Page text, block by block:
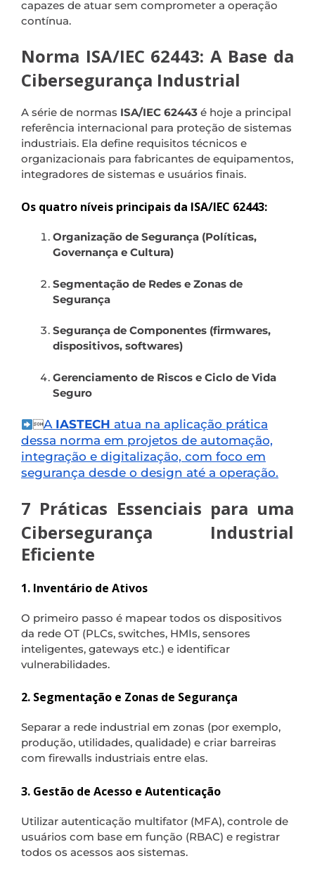
capazes de atuar sem comprometer a operação
contínua.
Norma ISA/IEC 62443: A Base da
Cibersegurança Industrial
A série de normas ISA/IEC 62443 é hoje a principal
referência internacional para proteção de sistemas
industriais. Ela define requisitos técnicos e
organizacionais para fabricantes de equipamentos,
integradores de sistemas e usuários finais.
Os quatro níveis principais da ISA/IEC 62443:
Organização de Segurança (Políticas,
Governança e Cultura)
Segmentação de Redes e Zonas de
Segurança
Segurança de Componentes (firmwares,
dispositivos, softwares)
Gerenciamento de Riscos e Ciclo de Vida
Seguro
A IASTECH atua na aplicação prática
dessa norma em projetos de automação,
integração e digitalização, com foco em
segurança desde o design até a operação.
7 Práticas Essenciais para uma
Cibersegurança Industrial
Eficiente
1. Inventário de Ativos
O primeiro passo é mapear todos os dispositivos
da rede OT (PLCs, switches, HMIs, sensores
inteligentes, gateways etc.) e identificar
vulnerabilidades.
2. Segmentação e Zonas de Segurança
Separar a rede industrial em zonas (por exemplo,
produção, utilidades, qualidade) e criar barreiras
com firewalls industriais entre elas.
3. Gestão de Acesso e Autenticação
Utilizar autenticação multifator (MFA), controle de
usuários com base em função (RBAC) e registrar
todos os acessos aos sistemas.